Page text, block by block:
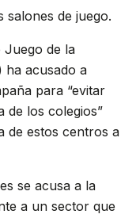
salones de juego.
Juego de la
ha acusado a
para “evitar
de los colegios”
de estos centros a
se acusa a la
a un sector que